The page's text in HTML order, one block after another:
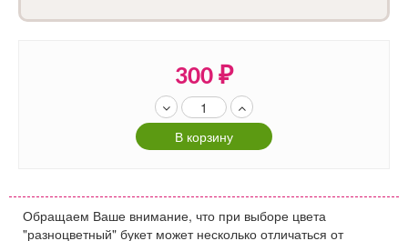
300 ₽
В корзину
Обращаем Ваше внимание, что при выборе цвета
"разноцветный" букет может несколько отличаться от